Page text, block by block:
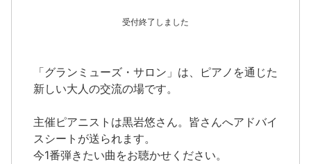
受付終了しました
「グランミューズ・サロン」は、ピアノを通じた
新しい大人の交流の場です。
主催ピアニストは黒岩悠さん。皆さんへアドバイ
スシートが送られます。
今1番弾きたい曲をお聴かせください。